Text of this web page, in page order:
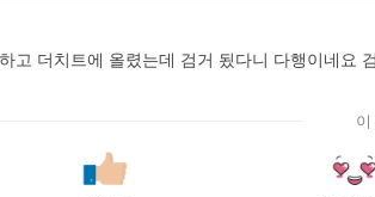
고 더치트에 올렸는데 검거 됬다니 다행이네요